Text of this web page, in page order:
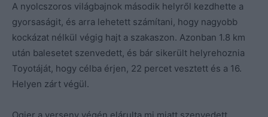
A nyolcszoros világbajnok második helyről kezdhette a
gyorsaságit, és arra lehetett számítani, hogy nagyobb
kockázat nélkül végig hajt a szakaszon. Azonban 1.8 km
után balesetet szenvedett, és bár sikerült helyrehoznia
Toyotáját, hogy célba érjen, 22 percet vesztett és a 16.
Helyen zárt végül.